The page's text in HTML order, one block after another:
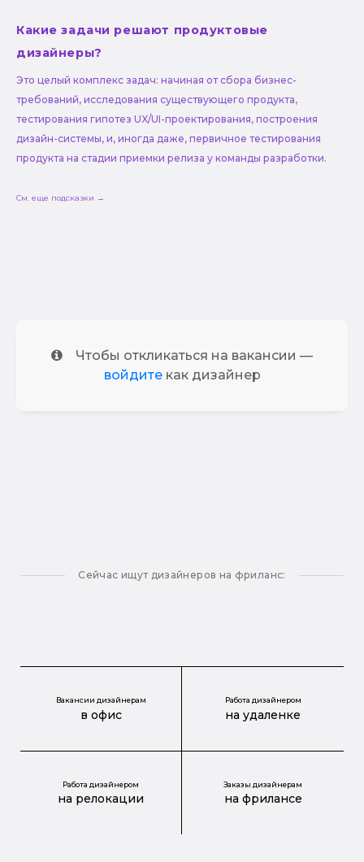
Какие задачи решают продуктовые
дизайнеры?
Это целый комплекс задач: начиная от сбора бизнес-
требований, исследования существующего продукта,
тестирования гипотез UX/UI-проектирования, построения
дизайн-системы, и, иногда даже, первичное тестирования
продукта на стадии приемки релиза у команды разработки.
См. еще подсказки →
Чтобы откликаться на вакансии —
войдитекак дизайнер
Сейчас ищут дизайнеров на фриланс:
Вакансии дизайнерам
в офис
Работа дизайнером
на удаленке
Работа дизайнером
на релокации
Заказы дизайнерам
на фрилансе